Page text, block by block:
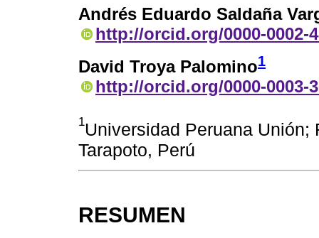
Andrés Eduardo Saldaña
http://orcid.org/0000-0002-
David Troya Palomino1
http://orcid.org/0000-0003-
1Universidad Peruana
Tarapoto, Perú
RESUMEN